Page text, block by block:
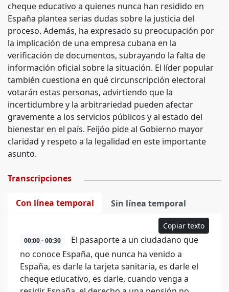
cheque educativo a quienes nunca han residido en
España plantea serias dudas sobre la justicia del
proceso. Además, ha expresado su preocupación por
la implicación de una empresa cubana en la
verificación de documentos, subrayando la falta de
información oficial sobre la situación. El líder popular
también cuestiona en qué circunscripción electoral
votarán estas personas, advirtiendo que la
incertidumbre y la arbitrariedad pueden afectar
gravemente a los servicios públicos y al estado del
bienestar en el país. Feijóo pide al Gobierno mayor
claridad y respeto a la legalidad en este importante
asunto.
Transcripciones
Con línea temporal Sin línea temporal
Copiar texto
00:00 - 00:30
El pasaporte a un ciudadano que
no conoce España, que nunca ha venido a
España, es darle la tarjeta sanitaria, es darle el
cheque educativo, es darle, cuando venga a